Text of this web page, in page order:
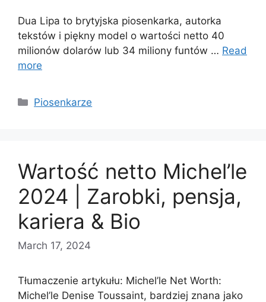
Dua Lipa to brytyjska piosenkarka, autorka
tekstów i piękny model o wartości netto 40
milionów dolarów lub 34 miliony funtów … Read
more
Categories
Piosenkarze
Wartość netto Michel’le
2024 | Zarobki, pensja,
kariera & Bio
March 17, 2024
Tłumaczenie artykułu: Michel’le Net Worth:
Michel’le Denise Toussaint, bardziej znana jako